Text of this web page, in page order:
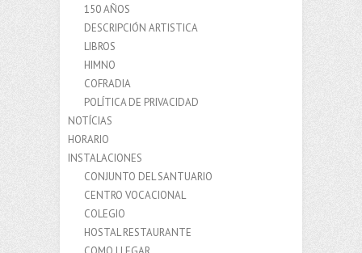
150 AÑOS
DESCRIPCIÓN ARTISTICA
LIBROS
HIMNO
COFRADIA
POLÍTICA DE PRIVACIDAD
NOTÍCIAS
HORARIO
INSTALACIONES
CONJUNTO DEL SANTUARIO
CENTRO VOCACIONAL
COLEGIO
HOSTAL RESTAURANTE